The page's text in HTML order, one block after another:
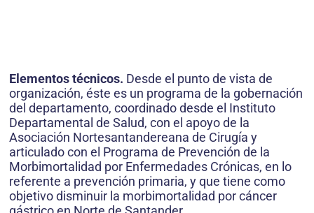
Elementos técnicos. Desde el punto de vista de
organización, éste es un programa de la gobernación
del departamento, coordinado desde el Instituto
Departamental de Salud, con el apoyo de la
Asociación Nortesantandereana de Cirugía y
articulado con el Programa de Prevención de la
Morbimortalidad por Enfermedades Crónicas, en lo
referente a prevención primaria, y que tiene como
objetivo disminuir la morbimortalidad por cáncer